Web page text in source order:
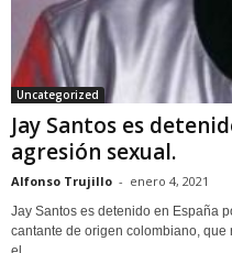
Uncategorized
Jay Santos es
agresión sexual.
Alfonso Trujillo - enero 4, 2021
Jay Santos es detenido en España
cantante de origen colombiano,